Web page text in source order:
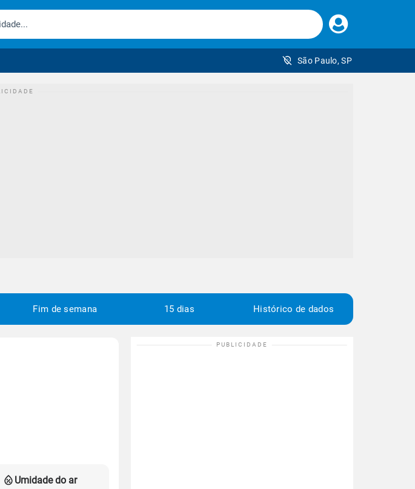
Faça
seu
São Paulo, SP
Fim de semana 15 dias Histórico de dados
Umidade do ar